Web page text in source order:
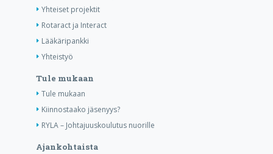
Yhteiset projektit
Rotaract ja Interact
Lääkäripankki
Yhteistyö
Tule mukaan
Tule mukaan
Kiinnostaako jäsenyys?
RYLA – Johtajuuskoulutus nuorille
Ajankohtaista